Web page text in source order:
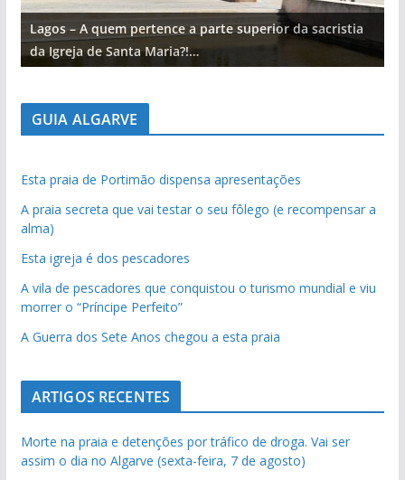
Lagos – A quem pertence a parte superior da sacristia
da Igreja de Santa Maria?!…
GUIA ALGARVE
Esta praia de Portimão dispensa apresentações
A praia secreta que vai testar o seu fôlego (e recompensar a
alma)
Esta igreja é dos pescadores
A vila de pescadores que conquistou o turismo mundial e viu
morrer o “Príncipe Perfeito”
A Guerra dos Sete Anos chegou a esta praia
ARTIGOS RECENTES
Morte na praia e detenções por tráfico de droga. Vai ser
assim o dia no Algarve (sexta-feira, 7 de agosto)